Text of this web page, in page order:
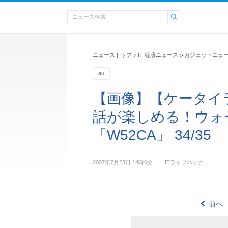
ニューストップ > IT 経済ニュース > ガジェットニュ
au
【画像】【ケータ
話が楽しめる！ウ
「W52CA」 34/35
2007年7月23日 14時0分 ITライフハック
前へ